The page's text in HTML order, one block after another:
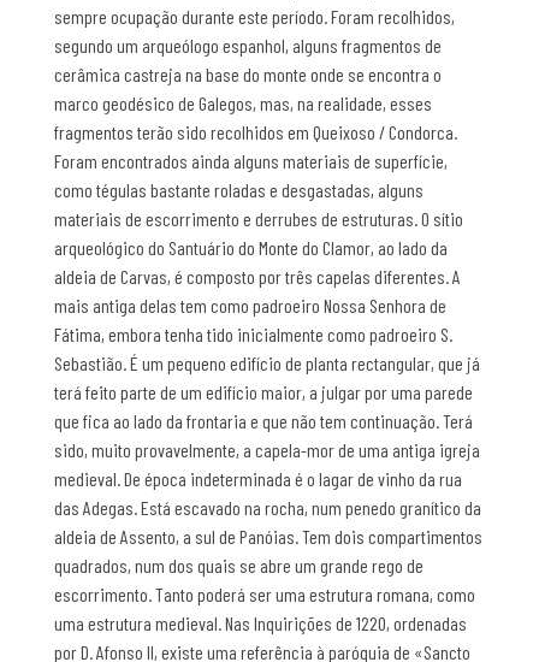
sempre ocupação durante este período. Foram recolhidos,
segundo um arqueólogo espanhol, alguns fragmentos de
cerâmica castreja na base do monte onde se encontra o
marco geodésico de Galegos, mas, na realidade, esses
fragmentos terão sido recolhidos em Queixoso / Condorca.
Foram encontrados ainda alguns materiais de superfície,
como tégulas bastante roladas e desgastadas, alguns
materiais de escorrimento e derrubes de estruturas. O sítio
arqueológico do Santuário do Monte do Clamor, ao lado da
aldeia de Carvas, é composto por três capelas diferentes. A
mais antiga delas tem como padroeiro Nossa Senhora de
Fátima, embora tenha tido inicialmente como padroeiro S.
Sebastião. É um pequeno edifício de planta rectangular, que já
terá feito parte de um edifício maior, a julgar por uma parede
que fica ao lado da frontaria e que não tem continuação. Terá
sido, muito provavelmente, a capela-mor de uma antiga igreja
medieval. De época indeterminada é o lagar de vinho da rua
das Adegas. Está escavado na rocha, num penedo granítico da
aldeia de Assento, a sul de Panóias. Tem dois compartimentos
quadrados, num dos quais se abre um grande rego de
escorrimento. Tanto poderá ser uma estrutura romana, como
uma estrutura medieval. Nas Inquirições de 1220, ordenadas
por D. Afonso II, existe uma referência à paróquia de «Sancto